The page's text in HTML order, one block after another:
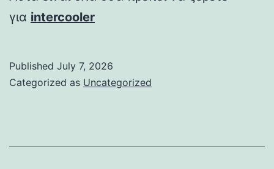
για intercooler
Published July 7, 2026
Categorized as Uncategorized